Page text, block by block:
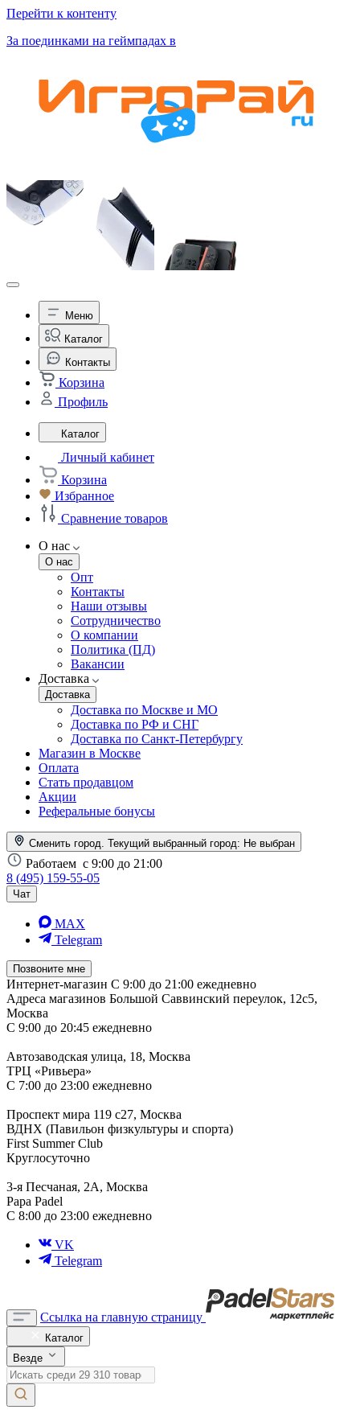
Перейти к контенту
За поединками на геймпадах в
Меню
Каталог
Контакты
Корзина
Профиль
Каталог
Личный кабинет
Корзина
Избранное
Сравнение товаров
О нас
О нас
Опт
Контакты
Наши отзывы
Сотрудничество
О компании
Политика (ПД)
Вакансии
Доставка
Доставка
Доставка по Москве и МО
Доставка по РФ и СНГ
Доставка по Санкт-Петербургу
Магазин в Москве
Оплата
Стать продавцом
Акции
Реферальные бонусы
Сменить город. Текущий выбранный город: Не выбран
Работаем с 9:00 до 21:00
8 (495) 159-55-05
Чат
MAX
Telegram
Позвоните мне
Интернет-магазин С 9:00 до 21:00 ежедневно
Адреса магазинов Большой Саввинский переулок, 12с5,
Москва
С 9:00 до 20:45 ежедневно
Автозаводская улица, 18, Москва
ТРЦ «Ривьера»
С 7:00 до 23:00 ежедневно
Проспект мира 119 с27, Москва
ВДНХ (Павильон физкультуры и спорта)
First Summer Club
Круглосуточно
3-я Песчаная, 2А, Москва
Papa Padel
С 8:00 до 23:00 ежедневно
VK
Telegram
Ссылка на главную страницу
Каталог
Везде